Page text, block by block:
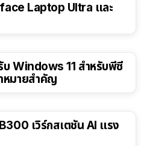
Laptop Ultra และ
Windows 11 สำหรับพีซี
หมายสำคัญ
เวิร์กสเตชัน AI แรง